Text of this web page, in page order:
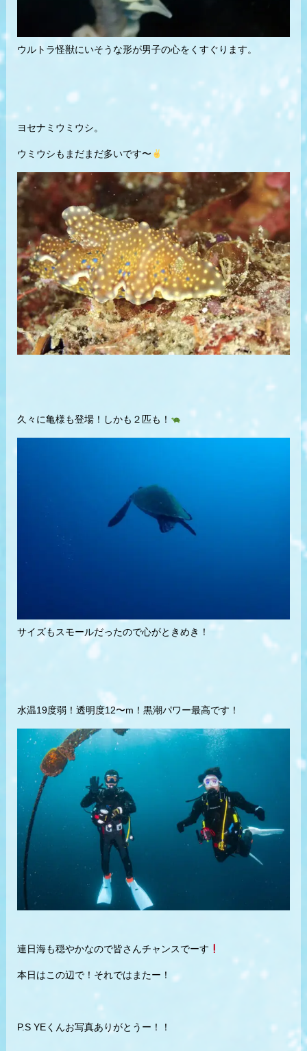
ウルトラ怪獣にいそうな形が男子の心をくすぐります。
ヨセナミウミウシ。
ウミウシもまだまだ多いです〜
久々に亀様も登場！しかも２匹も！
サイズもスモールだったので心がときめき！
水温19度弱！透明度12〜m！黒潮パワー最高です！
連日海も穏やかなので皆さんチャンスでーす
本日はこの辺で！それではまたー！
P.S YEくんお写真ありがとうー！！